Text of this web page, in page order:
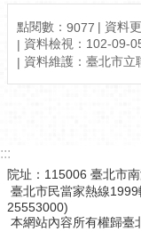
點閱數： 9077
資料
資料檢視：102-09-
資料維護：臺北市立
:::
院址：115006 臺北市
臺北市民當家熱線
25553000)
本網站內容所有權歸臺